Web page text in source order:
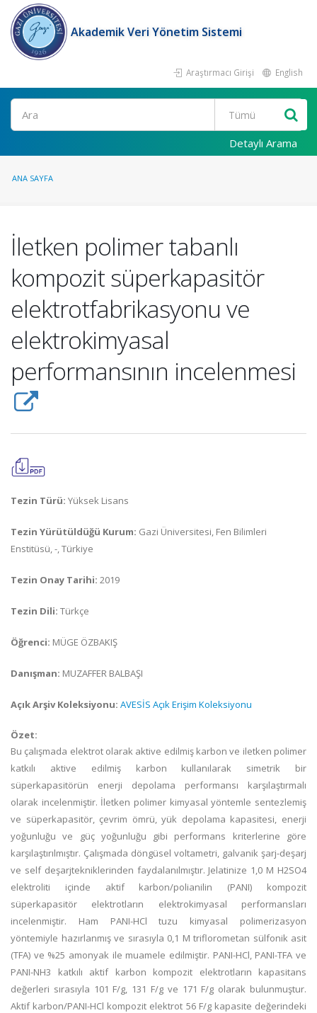
Akademik Veri Yönetim Sistemi
Araştırmacı Girişi English
Ara
Detaylı Arama
ANA SAYFA
İletken polimer tabanlı
kompozit süperkapasitör
elektrotfabrikasyonu ve
elektrokimyasal
performansının incelenmesi
Tezin Türü: Yüksek Lisans
Tezin Yürütüldüğü Kurum: Gazi Üniversitesi, Fen Bilimleri
Enstitüsü, -, Türkiye
Tezin Onay Tarihi: 2019
Tezin Dili: Türkçe
Öğrenci: MÜGE ÖZBAKIŞ
Danışman: MUZAFFER BALBAŞI
Açık Arşiv Koleksiyonu: AVESİS Açık Erişim Koleksiyonu
Özet:
Bu çalışmada elektrot olarak aktive edilmiş karbon ve iletken polimer
katkılı aktive edilmiş karbon kullanılarak simetrik bir
süperkapasitörün enerji depolama performansı karşılaştırmalı
olarak incelenmiştir. İletken polimer kimyasal yöntemle sentezlemiş
ve süperkapasitör, çevrim ömrü, yük depolama kapasitesi, enerji
yoğunluğu ve güç yoğunluğu gibi performans kriterlerine göre
karşılaştırılmıştır. Çalışmada döngüsel voltametri, galvanik şarj-deşarj
ve self deşarjtekniklerinden faydalanılmıştır. Jelatinize 1,0 M H2SO4
elektroliti içinde aktif karbon/polianilin (PANI) kompozit
süperkapasitör elektrotların elektrokimyasal performansları
incelenmiştir. Ham PANI-HCl tuzu kimyasal polimerizasyon
yöntemiyle hazırlanmış ve sırasıyla 0,1 M triflorometan sülfonik asit
(TFA) ve %25 amonyak ile muamele edilmiştir. PANI-HCl, PANI-TFA ve
PANI-NH3 katkılı aktif karbon kompozit elektrotların kapasitans
değerleri sırasıyla 101 F/g, 131 F/g ve 171 F/g olarak bulunmuştur.
Aktif karbon/PANI-HCl kompozit elektrot 56 F/g kapasite değerindeki